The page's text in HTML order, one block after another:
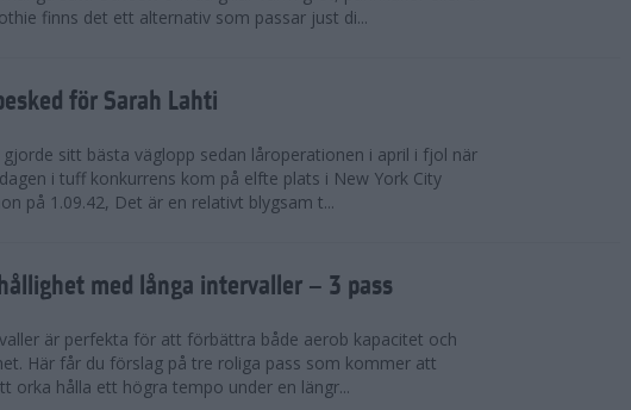
finns det ett alternativ som passar just di...
för Sarah Lahti
gjorde sitt bästa väglopp sedan låroperationen i april i fjol när
i tuff konkurrens kom på elfte plats i New York City
på 1.09.42, Det är en relativt blygsam t...
med långa intervaller – 3 pass
är perfekta för att förbättra både aerob kapacitet och
Här får du förslag på tre roliga pass som kommer att
orka hålla ett högra tempo under en längr...